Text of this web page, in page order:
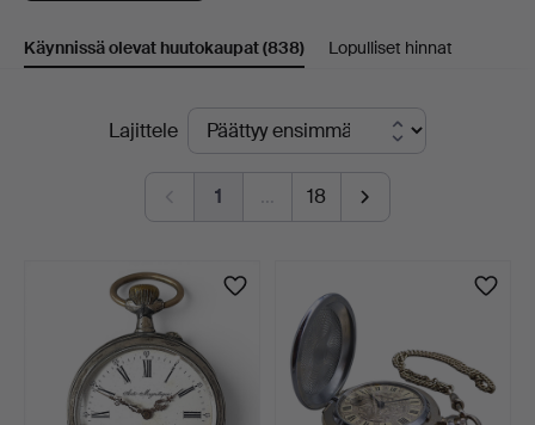
Käynnissä olevat huutokaupat(838) Lopulliset hinnat
Käynnissä
huutokaupat
Lajittele
1 … 18